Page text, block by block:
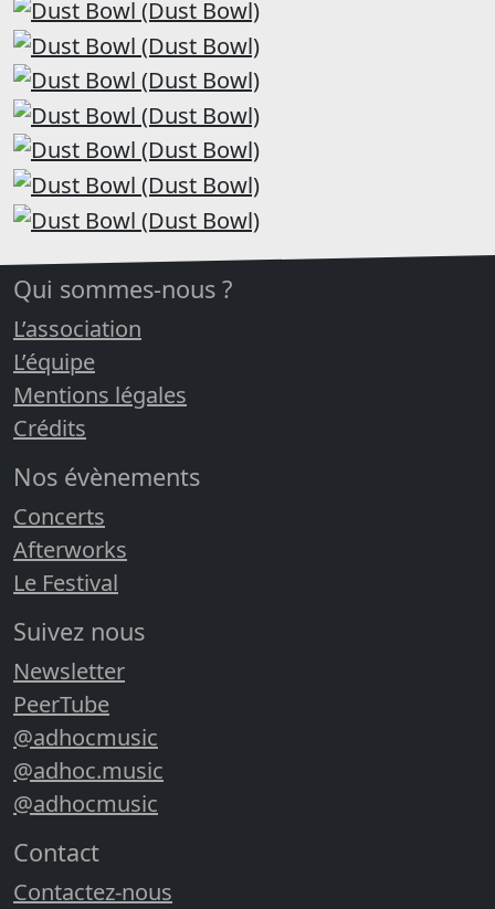
Qui sommes-nous ?
L’association
L’équipe
Mentions légales
Crédits
Nos évènements
Concerts
Afterworks
Le Festival
Suivez nous
Newsletter
PeerTube
@adhocmusic
@adhoc.music
@adhocmusic
Contact
Contactez-nous